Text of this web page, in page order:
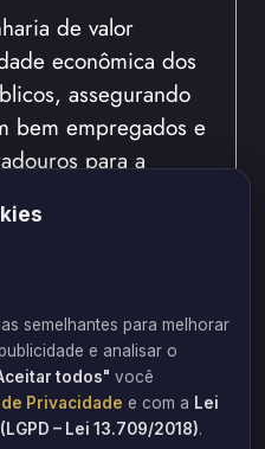
de valor
econômica dos
assegurando
bem empregados e
para a
Um Legado
obras
a engenharia
do projeto
semelhantes para melhorar
e analisar o
todos" você
Privacidade e com a Lei
– Lei 13.709/2018).